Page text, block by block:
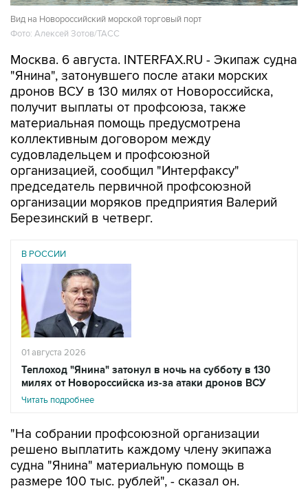
Вид на Новороссийский морской торговый порт
Фото: Алексей Зотов/ТАСС
Москва. 6 августа. INTERFAX.RU - Экипаж судна
"Янина", затонувшего после атаки морских
дронов ВСУ в 130 милях от Новороссийска,
получит выплаты от профсоюза, также
материальная помощь предусмотрена
коллективным договором между
судовладельцем и профсоюзной
организацией, сообщил "Интерфаксу"
председатель первичной профсоюзной
организации моряков предприятия Валерий
Березинский в четверг.
В РОССИИ
01 августа 2026
Теплоход "Янина" затонул в ночь на субботу в 130
милях от Новороссийска из-за атаки дронов ВСУ
Читать подробнее
"На собрании профсоюзной организации
решено выплатить каждому члену экипажа
судна "Янина" материальную помощь в
размере 100 тыс. рублей", - сказал он.